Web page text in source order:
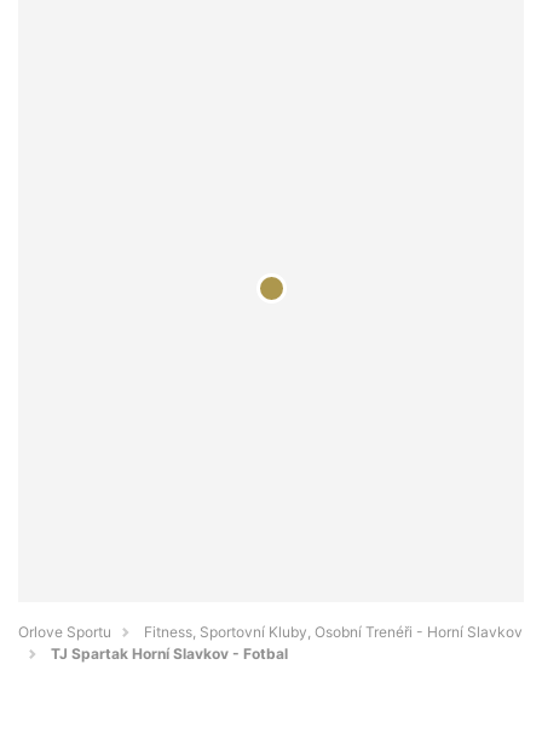
Orlove Sportu
Fitness, Sportovní Kluby, Osobní Trenéři - Horní Slavkov
TJ Spartak Horní Slavkov - Fotbal